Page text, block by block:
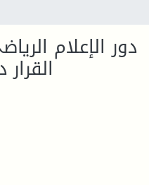
دور الإعلام